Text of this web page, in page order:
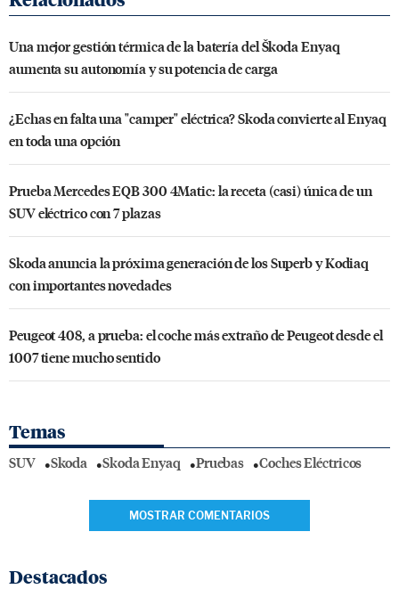
Una mejor gestión térmica de la batería del Škoda Enyaq
aumenta su autonomía y su potencia de carga
¿Echas en falta una "camper" eléctrica? Skoda convierte al Enyaq
en toda una opción
Prueba Mercedes EQB 300 4Matic: la receta (casi) única de un
SUV eléctrico con 7 plazas
Skoda anuncia la próxima generación de los Superb y Kodiaq
con importantes novedades
Peugeot 408, a prueba: el coche más extraño de Peugeot desde el
1007 tiene mucho sentido
Temas
SUV Skoda Skoda Enyaq Pruebas Coches Eléctricos
MOSTRAR COMENTARIOS
Destacados